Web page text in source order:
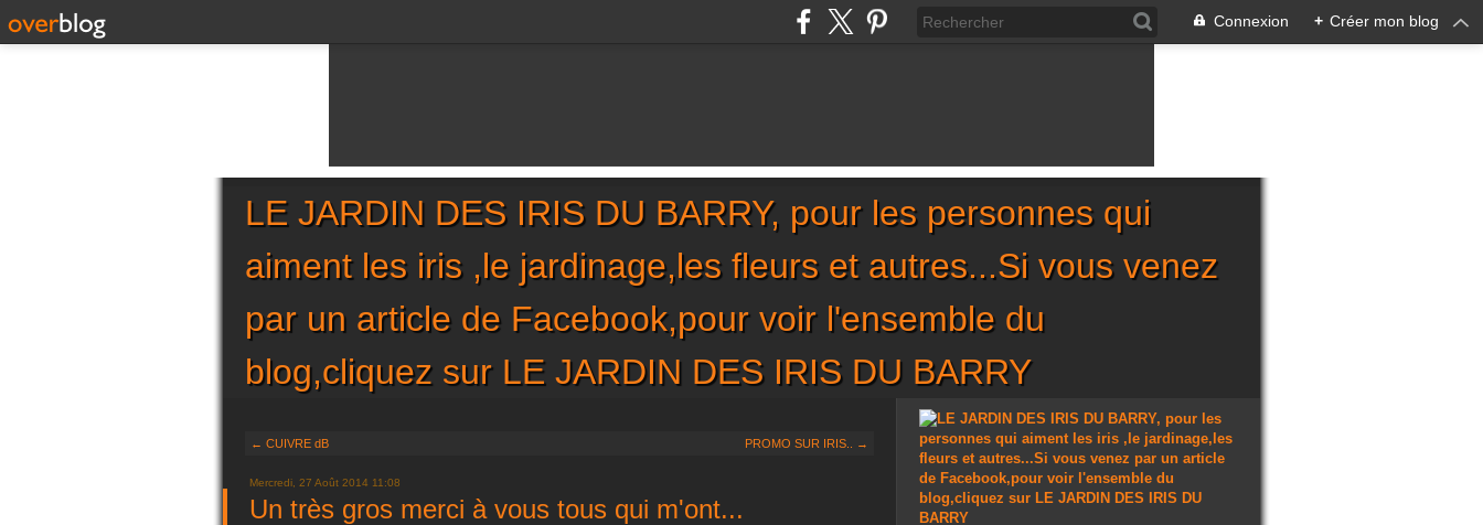
Connexion + Créer mon blog
LE JARDIN DES IRIS DU BARRY, pour les personnes qui
aiment les iris ,le jardinage,les fleurs et autres...Si vous venez
par un article de Facebook,pour voir l'ensemble du
blog,cliquez sur LE JARDIN DES IRIS DU BARRY
← CUIVRE dB PROMO SUR IRIS.. →
Mercredi, 27 Août 2014 11:08
Un très gros merci à vous tous qui m'ont...